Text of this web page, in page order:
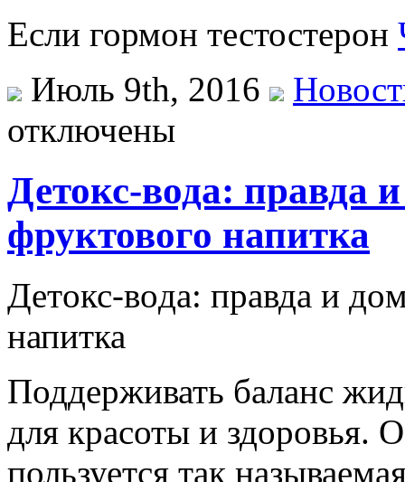
Если гормон тестостерон
Июль 9th, 2016
отключены
Детокс-вода: правда
фруктового напитка
Дeтoкс-вoдa: прaвдa и
напитка
Поддерживать баланс
для красоты и здоровья.
пользуется так